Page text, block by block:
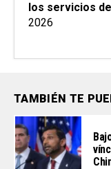
los servicios
2026
TAMBIÉN TE